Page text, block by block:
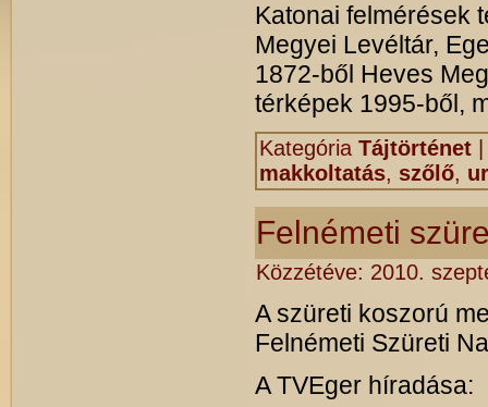
Katonai felmérések
Megyei Levéltár,
1872-ből Heves
térképek 1995-ből,
Kategória Tájtörténet
makkoltatás, szőlő,
Felnémeti
Közzétéve: 2010.
A szüreti koszorú
Felnémeti Szüreti
A TVEger híradása: